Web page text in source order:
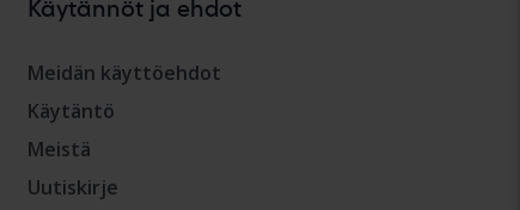
Käytännöt ja ehdot
Meidän käyttöehdot
Käytäntö
Meistä
Uutiskirje